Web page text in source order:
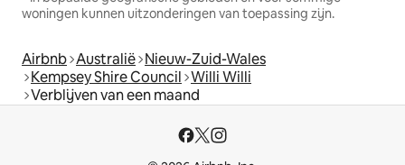
woningen kunnen uitzonderingen van toepassing zijn.
Airbnb Australië Nieuw-Zuid-Wales
Kempsey Shire Council Willi Willi
Verblijven van een maand